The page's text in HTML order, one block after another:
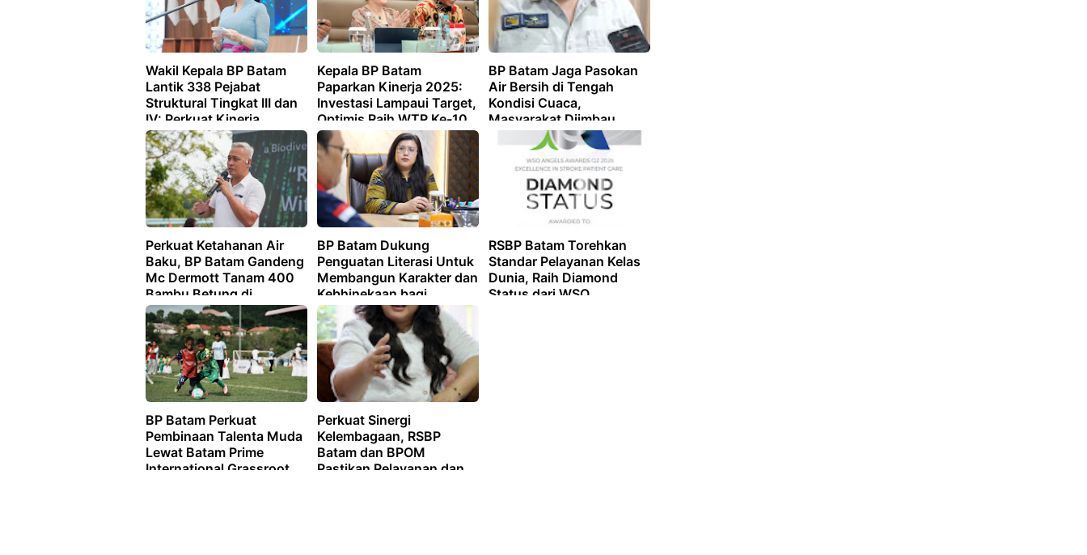
Wakil Kepala BP Batam
Lantik 338 Pejabat
Struktural Tingkat III dan
IV: Perkuat Kinerja
Organisasi dan Dorong
Peningkatan Pelayanan
Publik
Kepala BP Batam
Paparkan Kinerja 2025:
Investasi Lampaui Target,
Optimis Raih WTP Ke-10
BP Batam Jaga Pasokan
Air Bersih di Tengah
Kondisi Cuaca,
Masyarakat Diimbau
Gunakan Air Secara Bijak
Perkuat Ketahanan Air
Baku, BP Batam Gandeng
Mc Dermott Tanam 400
Bambu Betung di
Bendungan Sei Nongsa
BP Batam Dukung
Penguatan Literasi Untuk
Membangun Karakter dan
Kebhinekaan bagi
Generasi Masa Depan
RSBP Batam Torehkan
Standar Pelayanan Kelas
Dunia, Raih Diamond
Status dari WSO
BP Batam Perkuat
Pembinaan Talenta Muda
Lewat Batam Prime
International Grassroot
Perkuat Sinergi
Kelembagaan, RSBP
Batam dan BPOM
Pastikan Pelayanan dan